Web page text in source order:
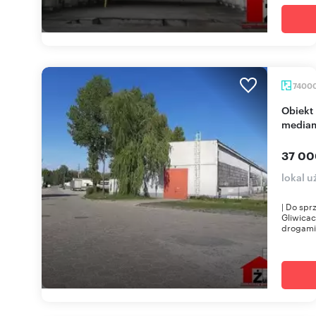
Obiekt produkcyjno-usługowy 7,4 ha z halami i
37
lokal
| Do